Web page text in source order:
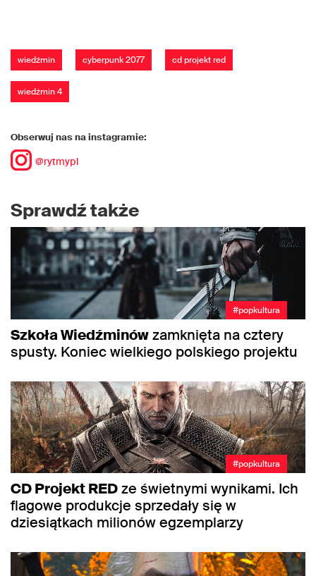
wiedźmin cyberpunk 2077 cd projekt red
wiedźmin 4
Obserwuj nas na instagramie:
@rytmypl
Sprawdź także
#popkultura
Szkoła Wiedźminówzamknięta na cztery
spusty. Koniec wielkiego polskiego projektu
#popkultura
CD Projekt REDze świetnymi wynikami. Ich
flagowe produkcje sprzedały się w
dziesiątkach milionów egzemplarzy